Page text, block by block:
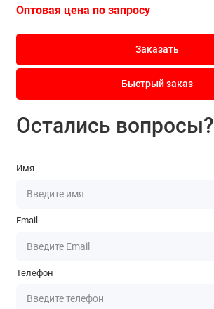
Оптовая цена по запросу
Заказать
Быстрый заказ
Остались вопросы?
Имя
Email
Телефон